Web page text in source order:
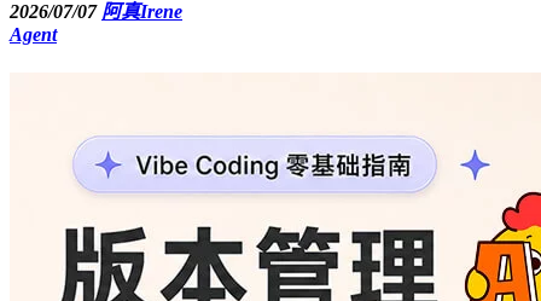
2026/07/07 阿真Irene
Agent